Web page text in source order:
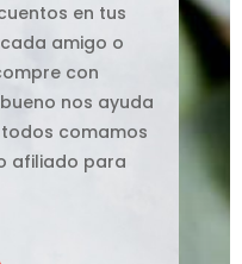
en tus
amigo o
con
nos ayuda
comamos
afiliado para